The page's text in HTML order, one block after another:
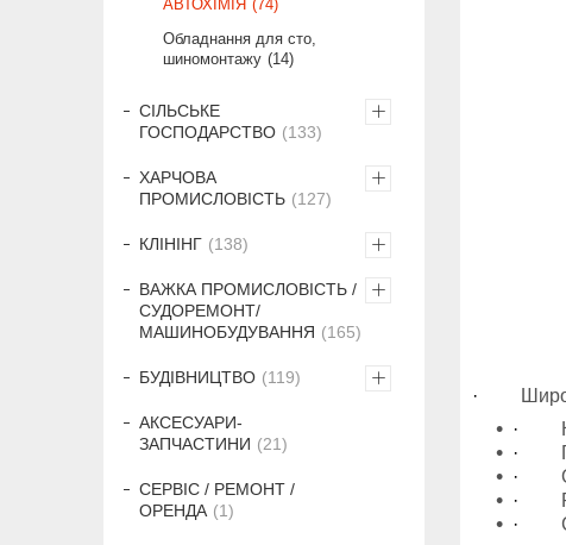
·
·
·
·
·
·
АВТОХІМІЯ
74
Обладнання для сто,
шиномонтажу
14
СІЛЬСЬКЕ
ГОСПОДАРСТВО
133
ХАРЧОВА
ПРОМИСЛОВІСТЬ
127
КЛІНІНГ 138
ВАЖКА ПРОМИСЛОВІСТЬ /
СУДОРЕМОНТ/
МАШИНОБУДУВАННЯ
165
БУДІВНИЦТВО 119
АКСЕСУАРИ-
ЗАПЧАСТИНИ
21
СЕРВІС / РЕМОНТ /
ОРЕНДА
1